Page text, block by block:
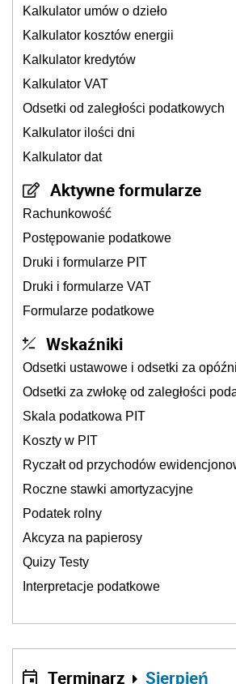
Kalkulator umów o dzieło
Kalkulator kosztów energii
Kalkulator kredytów
Kalkulator VAT
Odsetki od zaległości podatkowych
Kalkulator ilości dni
Kalkulator dat
Aktywne formularze
Rachunkowość
Postępowanie podatkowe
Druki i formularze PIT
Druki i formularze VAT
Formularze podatkowe
Wskaźniki
Odsetki ustawowe i odsetki za
Odsetki za zwłokę od zaległości
Skala podatkowa PIT
Koszty w PIT
Ryczałt od przychodów
Roczne stawki amortyzacyjne
Podatek rolny
Akcyza na papierosy
Quizy Testy
Interpretacje podatkowe
Terminarz Sierpień